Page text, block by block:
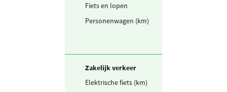
Fiets en lopen
Personenwagen (km)
Zakelijk verkeer
Elektrische fiets (km)